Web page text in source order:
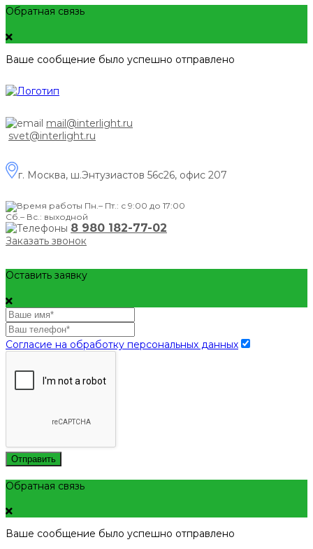
Обратная связь
Ваше сообщение было успешно отправлено
mail@interlight.ru
svet@interlight.ru
г. Москва, ш.Энтузиастов 56с26, офис 207
Пн.– Пт.: с 9:00 до 17:00
Сб.– Вс.: выходной
8 980 182-77-02
Заказать звонок
Оставить заявку
Согласие на обработку персональных данных
Отправить
Обратная связь
Ваше сообщение было успешно отправлено